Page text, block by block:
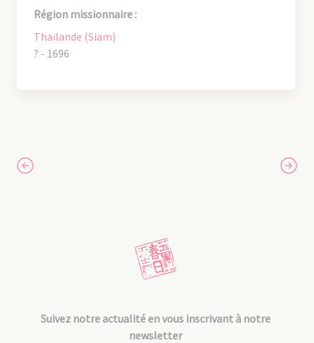
Région missionnaire :
Thaïlande (Siam)
? - 1696
Suivez notre actualité en vous inscrivant à notre
newsletter